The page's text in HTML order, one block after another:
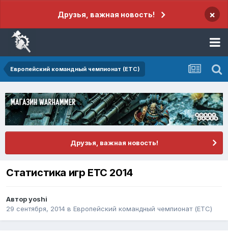
Друзья, важная новость! ×
Европейский командный чемпионат (ETC)
Друзья, важная новость!
Статистика игр ETC 2014
Авторyoshi
29 сентября, 2014 в Европейский командный чемпионат (ETC)